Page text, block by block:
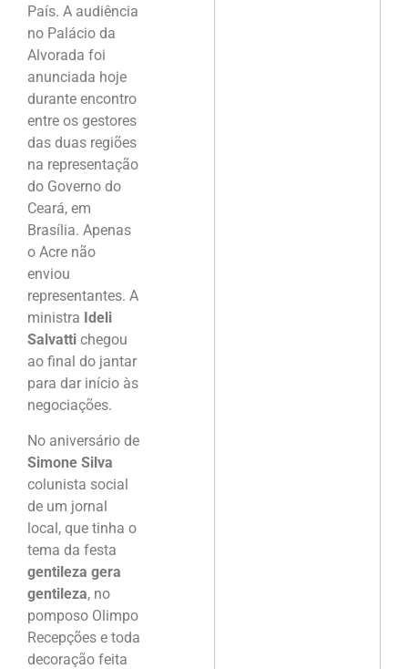
País. A audiência
no Palácio da
Alvorada foi
anunciada hoje
durante encontro
entre os gestores
das duas regiões
na representação
do Governo do
Ceará, em
Brasília. Apenas
o Acre não
enviou
representantes. A
ministra Ideli
Salvatti chegou
ao final do jantar
para dar início às
negociações.
No aniversário de
Simone Silva
colunista social
de um jornal
local, que tinha o
tema da festa
gentileza gera
gentileza, no
pomposo Olimpo
Recepções e toda
decoração feita